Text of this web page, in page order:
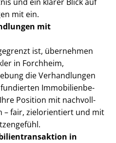
mit ein.
mit
ist, übernehmen
in Forchheim,
die Verhandlungen
fundierten Im­mo­bi­li­en­be­
Position mit nach­voll­
– fair, zielorientiert und mit
in